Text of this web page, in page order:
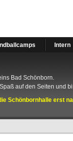
Intern
Bad Schönborn.
auf den Seiten und
Schönbornhalle erst